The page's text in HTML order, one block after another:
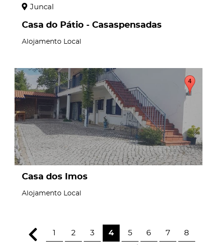
Juncal
Casa do Pátio - Casaspensadas
Alojamento Local
page
Casa dos Imos
Alojamento Local
1 2 3 4 5 6 7 8